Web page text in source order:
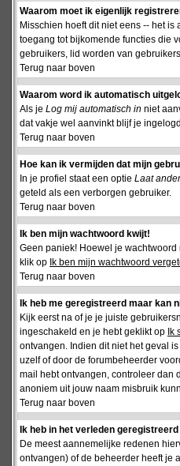
Waarom moet ik eigenlijk
Misschien hoeft dit niet eens -- het
toegang tot bijkomende functies die
gebruikers, lid worden van
Terug naar boven
Waarom word ik automatisch
Als je Log mij automatisch in niet
dat vakje wel aanvinkt blijf je
Terug naar boven
Hoe kan ik vermijden dat mijn
In je profiel staat een optie Laat
geteld als een verborgen gebruiker.
Terug naar boven
Ik ben mijn wachtwoord kwijt!
Geen paniek! Hoewel je
klik op Ik ben mijn wachtwoord
Terug naar boven
Ik heb me geregistreerd maar kan
Kijk eerst na of je je juiste
ingeschakeld en je hebt geklikt op Ik
ontvangen. Indien dit niet het geval
uzelf of door de forumbeheerder
mail hebt ontvangen, controleer dan
anoniem uit jouw naam misbruik
Terug naar boven
Ik heb in het verleden
De meest aannemelijke redenen
ontvangen) of de beheerder heeft je